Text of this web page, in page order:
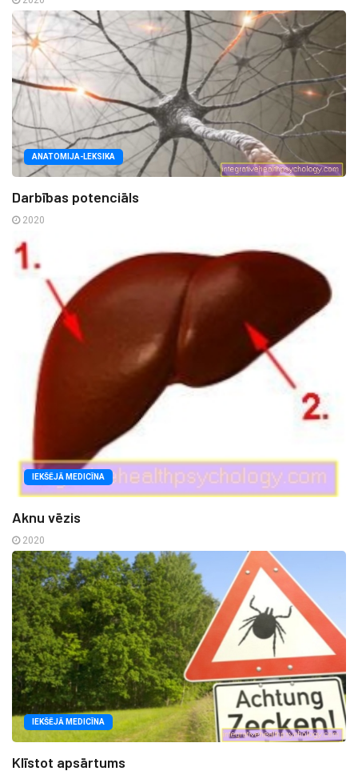
ANATOMIJA-LEKSIKA
Darbības potenciāls
2020
IEKŠĒJĀ MEDICĪNA
Aknu vēzis
2020
IEKŠĒJĀ MEDICĪNA
Klīstot apsārtums